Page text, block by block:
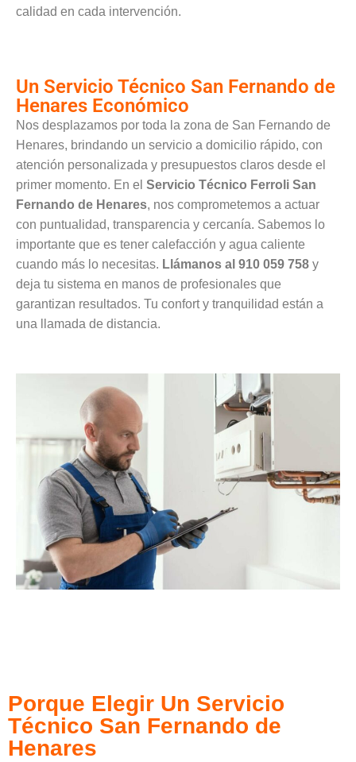
calidad en cada intervención.
Un Servicio Técnico San Fernando de
Henares Económico
Nos desplazamos por toda la zona de San Fernando de
Henares, brindando un servicio a domicilio rápido, con
atención personalizada y presupuestos claros desde el
primer momento. En el Servicio Técnico Ferroli San
Fernando de Henares, nos comprometemos a actuar
con puntualidad, transparencia y cercanía. Sabemos lo
importante que es tener calefacción y agua caliente
cuando más lo necesitas. Llámanos al 910 059 758 y
deja tu sistema en manos de profesionales que
garantizan resultados. Tu confort y tranquilidad están a
una llamada de distancia.
Porque Elegir Un Servicio
Técnico San Fernando de
Henares